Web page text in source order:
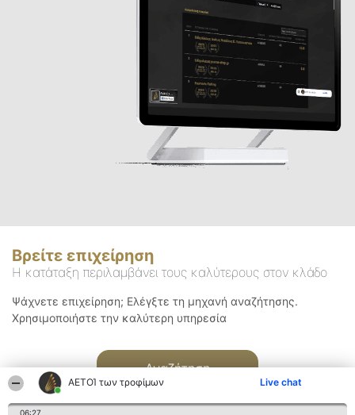
ΑΕΤΟΊ των τροφίμων Live chat
06:27
Βρείτε επιχείρηση
Η κατάταξη περιλαμβάνει τους καλύτερους στον κλάδο
Ψάχνετε επιχείρηση; Ελέγξτε τη μηχανή αναζήτησης.
Χρησιμοποιήστε την καλύτερη υπηρεσία
Αναζήτηση